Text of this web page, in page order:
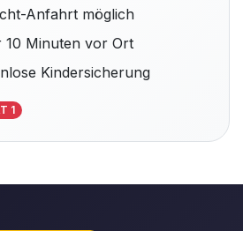
Anfahrt möglich
10 Minuten vor Ort
Kindersicherung
1